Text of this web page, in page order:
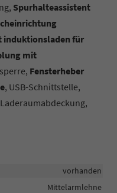
Spurhalteassistent
induktionsladen für
mit
Fensterheber
, USB-Schnittstelle,
vorhanden
Mittelarmlehne